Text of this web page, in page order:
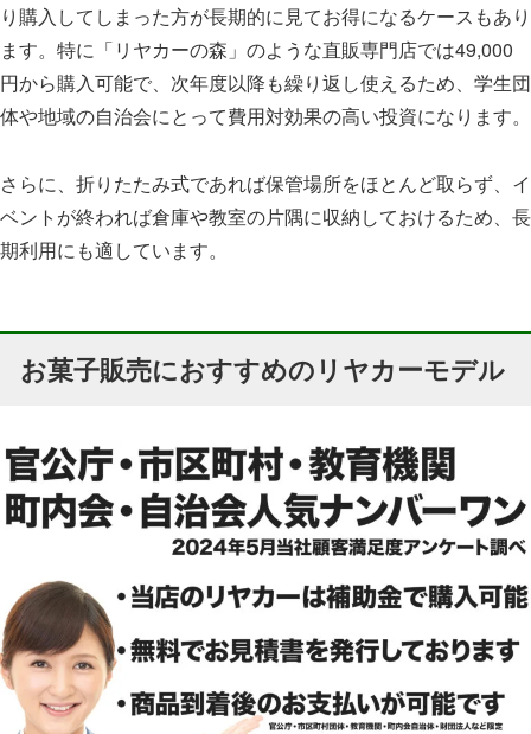
り購入してしまった方が長期的に見てお得になるケースもあり
ます。特に「リヤカーの森」のような直販専門店では49,000
円から購入可能で、次年度以降も繰り返し使えるため、学生団
体や地域の自治会にとって費用対効果の高い投資になります。
さらに、折りたたみ式であれば保管場所をほとんど取らず、イ
ベントが終われば倉庫や教室の片隅に収納しておけるため、長
期利用にも適しています。
お菓子販売におすすめのリヤカーモデル